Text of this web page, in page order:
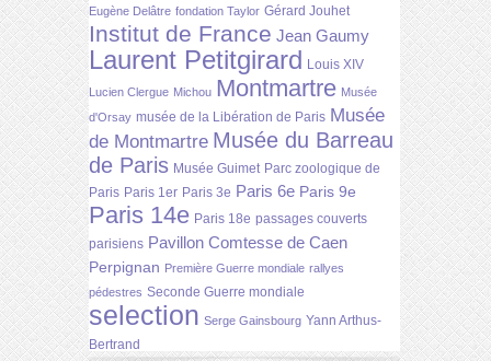
Eugène Delâtre fondation Taylor Gérard Jouhet
Institut de France Jean Gaumy
Laurent Petitgirard Louis XIV
Lucien Clergue Michou Montmartre Musée
d'Orsay musée de la Libération de Paris Musée
de Montmartre Musée du Barreau
de Paris Musée Guimet Parc zoologique de
Paris Paris 1er Paris 3e Paris 6e Paris 9e
Paris 14e Paris 18e passages couverts
parisiens Pavillon Comtesse de Caen
Perpignan Première Guerre mondiale rallyes
pédestres Seconde Guerre mondiale
selection Serge Gainsbourg Yann Arthus-
Bertrand